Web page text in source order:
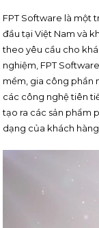
FPT Software là một
đầu tại Việt Nam và
theo yêu cầu cho
nghiệm, FPT
mềm, gia công phần
các công nghệ tiên
tạo ra các sản phẩm
dạng của khách hàng.